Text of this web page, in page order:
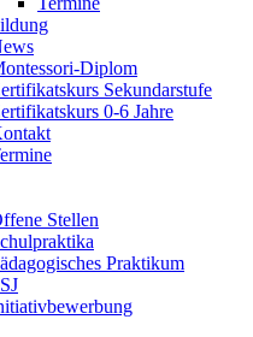
Diplom
Sekundarstufe
0-6 Jahre
Stellen
Praktikum